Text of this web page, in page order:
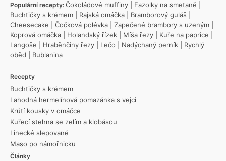
Populární recepty: Čokoládové muffiny Fazolky na smetaně
Buchtičky s krémem
Rajská omáčka Bramborový guláš
Cheesecake
Čočková polévka Zapečené brambory s uzeným
Koprová omáčka
Holandský řízek Míša řezy Kuře na paprice
Langoše
Hraběnčiny řezy Lečo Nadýchaný perník
Rychlý
oběd
Bublanina
Recepty
Buchtičky s krémem
Lahodná hermelínová pomazánka s vejci
Krůtí kousky v omáčce
Kuřecí stehna se zelím a klobásou
Linecké slepované
Maso po námořnicku
Články